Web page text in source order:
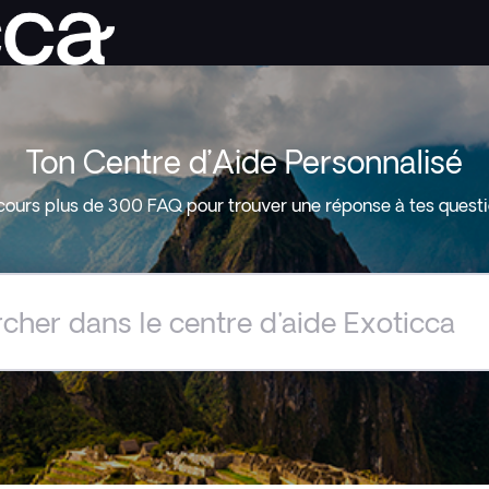
Ton Centre d’Aide Personnalisé
plus de 300 FAQ pour trouver une réponse à tes